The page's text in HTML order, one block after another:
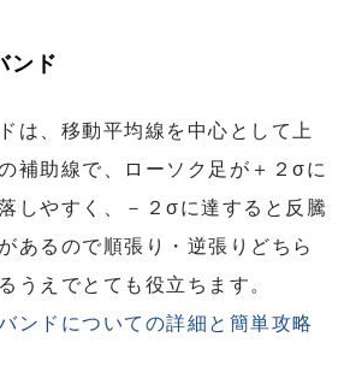
ンド
は、移動平均線を中心として上
補助線で、ローソク足が＋２σに
しやすく、－２σに達すると反騰
あるので順張り・逆張りどちら
うえでとても役立ちます。
ンドについての詳細と簡単攻略